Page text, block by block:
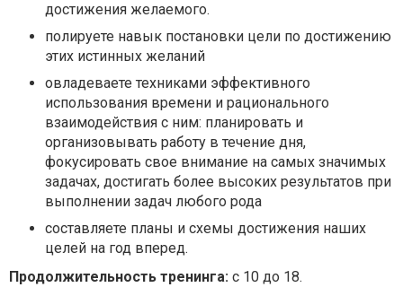
достижения желаемого.
полируете навык постановки цели по достижению
этих истинных желаний
овладеваете техниками эффективного
использования времени и рационального
взаимодействия с ним: планировать и
организовывать работу в течение дня,
фокусировать свое внимание на самых значимых
задачах, достигать более высоких результатов при
выполнении задач любого рода
составляете планы и схемы достижения наших
целей на год вперед.
Продолжительность тренинга: с 10 до 18.